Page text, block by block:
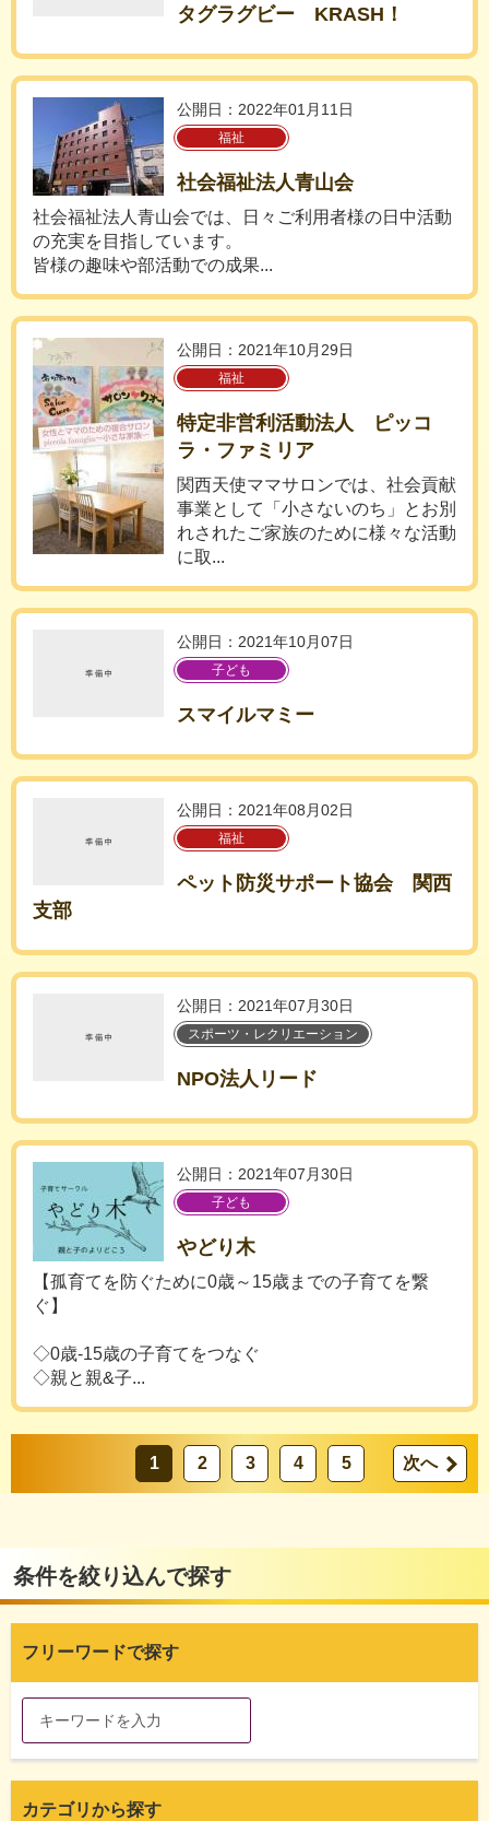
タグラグビー KRASH！
公開日：2022年01月11日
福祉
社会福祉法人青山会
社会福祉法人青山会では、日々ご利用者様の日中活動
の充実を目指しています。
皆様の趣味や部活動での成果...
公開日：2021年10月29日
福祉
特定非営利活動法人 ピッコ
ラ・ファミリア
関西天使ママサロンでは、社会貢献
事業として「小さないのち」とお別
れされたご家族のために様々な活動
に取...
公開日：2021年10月07日
子ども
スマイルマミー
公開日：2021年08月02日
福祉
ペット防災サポート協会 関西
支部
公開日：2021年07月30日
スポーツ・レクリエーション
NPO法人リード
公開日：2021年07月30日
子ども
やどり木
【孤育てを防ぐために0歳～15歳までの子育てを繋
ぐ】
◇0歳-15歳の子育てをつなぐ
◇親と親&子...
1 2 3 4 5 次へ
条件を絞り込んで探す
フリーワードで探す
カテゴリから探す